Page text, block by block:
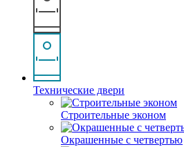
Технические двери
Строительные эконом
Окрашенные с четвертью